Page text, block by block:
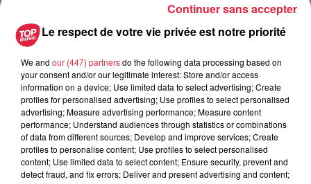
Organisateur
experience
Tarif Payant
En 2019, la Cité du Train, vous propose plusieursjournées
de découverte des métiers de la conduited'engins
Le respect de votre vie privée est notre priorité
We and our (447) partnersdo the following data processing based on
your consent and/or our legitimate interest: Store and/or access
information on a device; Use limited data to select advertising; Create
profiles for personalised advertising; Use profiles to select personalised
advertising; Measure advertising performance; Measure content
performance; Understand audiences through statistics or combinations
of data from different sources; Develop and improve services; Create
profiles to personalise content; Use profiles to select personalised
content; Use limited data to select content; Ensure security, prevent and
detect fraud, and fix errors; Deliver and present advertising and content;
Continuer sans accepter